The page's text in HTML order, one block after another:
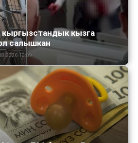
кызга
салышкан
10:09